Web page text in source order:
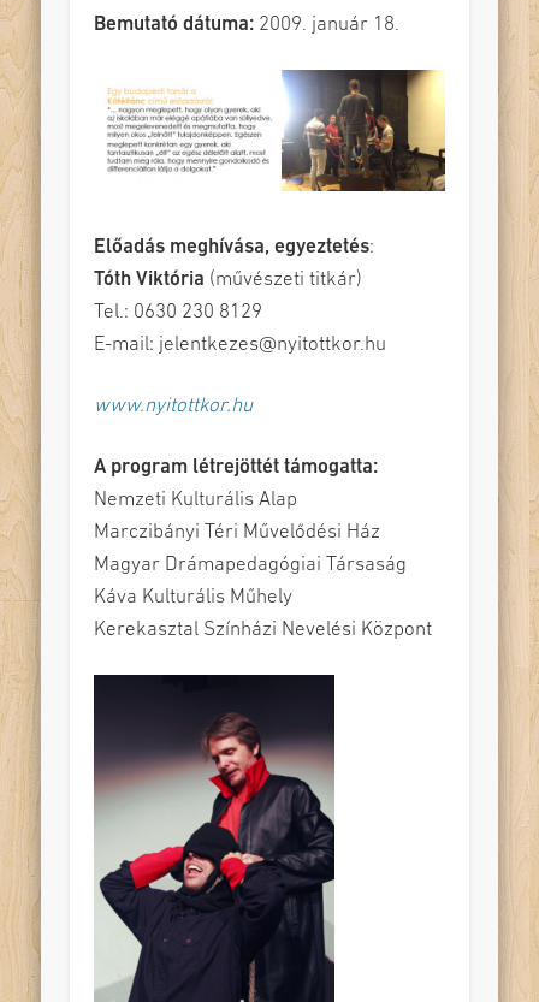
Bemutató dátuma: 2009. január 18.
Előadás meghívása, egyeztetés:
Tóth Viktória (művészeti titkár)
Tel.: 0630 230 8129
E-mail: jelentkezes@nyitottkor.hu
www.nyitottkor.hu
A program létrejöttét támogatta:
Nemzeti Kulturális Alap
Marczibányi Téri Művelődési Ház
Magyar Drámapedagógiai Társaság
Káva Kulturális Műhely
Kerekasztal Színházi Nevelési Központ